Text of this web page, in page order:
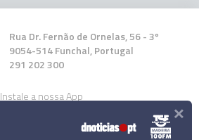
Rua Dr. Fernão de Ornelas, 56 - 3º
9054-514 Funchal, Portugal
291 202 300
Instale a nossa App ×